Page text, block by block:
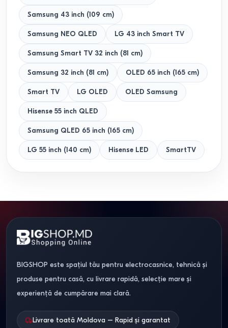
Samsung 43 inch (109 cm)
Samsung NEO QLED LG 43 inch Smart TV
Samsung Smart TV 32 inch (81 cm)
Samsung 32 inch (81 cm) OLED 65 inch (165 cm)
Smart TV LG OLED OLED Samsung
Hisense 55 inch QLED
Samsung QLED 65 inch (165 cm)
LG 55 inch (140 cm) Hisense LED SmartTV
BIGSHOP este spațiul tău pentru electrocasnice, tehnică și
produse pentru casă, cu livrare rapidă, selecție mare și
experiență de cumpărare mai clară.
Livrare toată Moldova – Rapid și garantat